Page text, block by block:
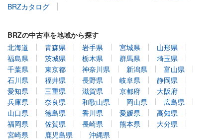
BRZカタログ
BRZの中古車を地域から探す
北海道
青森県 岩手県 宮城県
山形県
福島県
茨城県 栃木県 群馬県
埼玉県
千葉県
東京都 神奈川県 新潟県
富山県
石川県
福井県 長野県 岐阜県
静岡県
愛知県
三重県 滋賀県 京都府
大阪府
兵庫県
奈良県 和歌山県 岡山県
広島県
山口県
徳島県 香川県 愛媛県
高知県
福岡県
佐賀県 長崎県 熊本県
大分県
宮崎県
鹿児島県 沖縄県